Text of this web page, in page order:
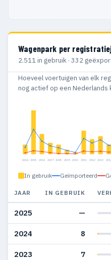
Wagenpark per
2.511 in gebruik · 332
Hoeveel voertuigen van elk
nog actief op een Nederlands
2004 2005 2006 2007 2008 2009 2010 2011 2012 2013
In gebruik Geïmporteerd
JAAR IN GEBRUIK
2025 —
2024 8
2023 7